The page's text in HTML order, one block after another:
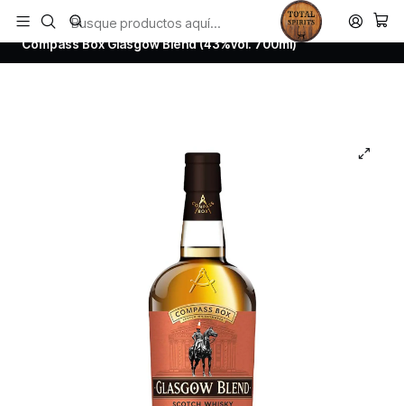
Todos los productos estan en stock. Despachamos a todo Chile.
Inicio Whisky
Scotch Blended Whisky
Compass Box Glasgow Blend (43%vol. 700ml)